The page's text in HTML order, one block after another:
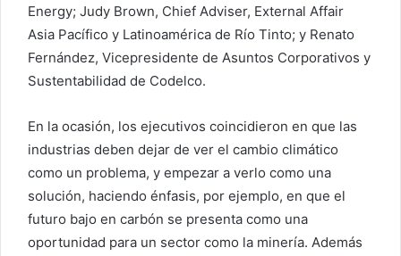
Energy; Judy Brown, Chief Adviser, External Affair
Asia Pacífico y Latinoamérica de Río Tinto; y Renato
Fernández, Vicepresidente de Asuntos Corporativos y
Sustentabilidad de Codelco.
En la ocasión, los ejecutivos coincidieron en que las
industrias deben dejar de ver el cambio climático
como un problema, y empezar a verlo como una
solución, haciendo énfasis, por ejemplo, en que el
futuro bajo en carbón se presenta como una
oportunidad para un sector como la minería. Además